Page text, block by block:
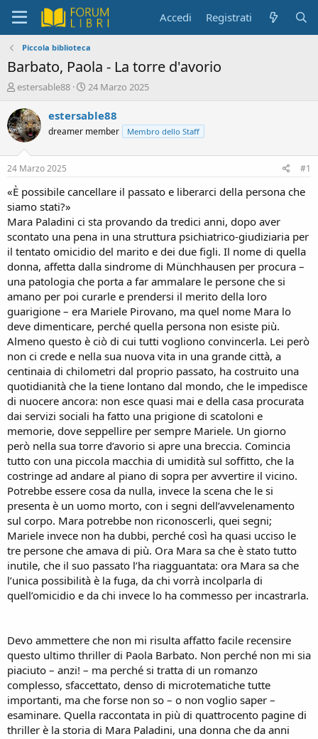
Accedi Registrati
Piccola biblioteca
Barbato, Paola - La torre d'avorio
C
e
a
t
e
D
s
c
u
s
s
i
n
e
estersable88
D
t
d
i
o
24 Marzo 2025
estersable88
dreamer member Membro dello Staff
24 Marzo 2025 #1
«È possibile cancellare il passato e liberarci della persona che
siamo stati?»
Mara Paladini ci sta provando da tredici anni, dopo aver
scontato una pena in una struttura psichiatrico-giudiziaria per
il tentato omicidio del marito e dei due figli. Il nome di quella
donna, affetta dalla sindrome di Münchhausen per procura –
una patologia che porta a far ammalare le persone che si
amano per poi curarle e prendersi il merito della loro
guarigione – era Mariele Pirovano, ma quel nome Mara lo
deve dimenticare, perché quella persona non esiste più.
Almeno questo è ciò di cui tutti vogliono convincerla. Lei però
non ci crede e nella sua nuova vita in una grande città, a
centinaia di chilometri dal proprio passato, ha costruito una
quotidianità che la tiene lontano dal mondo, che le impedisce
di nuocere ancora: non esce quasi mai e della casa procurata
dai servizi sociali ha fatto una prigione di scatoloni e
memorie, dove seppellire per sempre Mariele. Un giorno
però nella sua torre d’avorio si apre una breccia. Comincia
tutto con una piccola macchia di umidità sul soffitto, che la
costringe ad andare al piano di sopra per avvertire il vicino.
Potrebbe essere cosa da nulla, invece la scena che le si
presenta è un uomo morto, con i segni dell’avvelenamento
sul corpo. Mara potrebbe non riconoscerli, quei segni;
Mariele invece non ha dubbi, perché così ha quasi ucciso le
tre persone che amava di più. Ora Mara sa che è stato tutto
inutile, che il suo passato l’ha riagguantata: ora Mara sa che
l’unica possibilità è la fuga, da chi vorrà incolparla di
quell’omicidio e da chi invece lo ha commesso per incastrarla.
Devo ammettere che non mi risulta affatto facile recensire
questo ultimo thriller di Paola Barbato. Non perché non mi sia
piaciuto – anzi! – ma perché si tratta di un romanzo
complesso, sfaccettato, denso di microtematiche tutte
importanti, ma che forse non so – o non voglio saper –
esaminare. Quella raccontata in più di quattrocento pagine di
thriller è la storia di Mara Paladini, una donna che da anni